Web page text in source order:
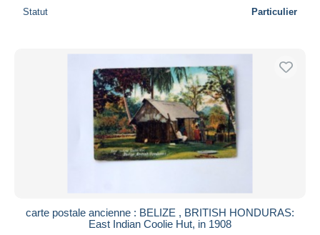
Statut Particulier
carte postale ancienne : BELIZE , BRITISH HONDURAS:
East Indian Coolie Hut, in 1908